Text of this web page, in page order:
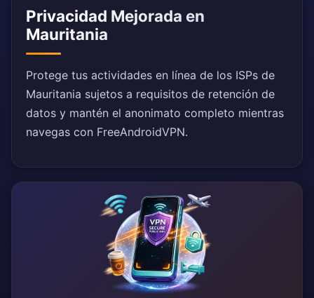
Privacidad Mejorada en
Mauritania
Protege tus actividades en línea de los ISPs de
Mauritania sujetos a requisitos de retención de
datos y mantén el anonimato completo mientras
navegas con FreeAndroidVPN.